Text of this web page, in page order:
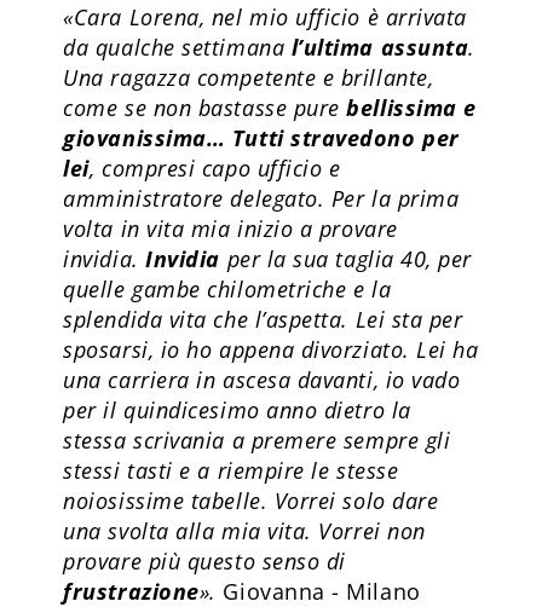
«Cara Lorena, nel mio ufficio è arrivata
da qualche settimana l’ultima assunta.
Una ragazza competente e brillante,
come se non bastasse purebellissima e
giovanissima… Tutti stravedono per
lei, compresi capo ufficio e
amministratore delegato. Per la prima
volta in vita mia inizio a provare
invidia. Invidia per la sua taglia 40, per
quelle gambe chilometriche e la
splendida vita che l’aspetta. Lei sta per
sposarsi, io ho appena divorziato. Lei ha
una carriera in ascesa davanti, io vado
per il quindicesimo anno dietro la
stessa scrivania a premere sempre gli
stessi tasti e a riempire le stesse
noiosissime tabelle. Vorrei solo dare
una svolta alla mia vita. Vorrei non
provare più questo senso di
frustrazione». Giovanna - Milano